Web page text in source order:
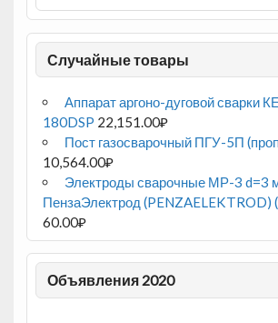
Случайные товары
Аппарат аргоно-дуговой сварки
180DSP 22,151.00₽
Пост газосварочный ПГУ-5П
10,564.00₽
Электроды сварочные МР-3 d=3
ПензаЭлектрод
60.00₽
Объявления 2020